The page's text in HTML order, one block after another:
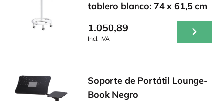
tablero blanco: 74 x 61,5 cm
1.050,89
Incl. IVA
Soporte de Portátil Lounge-
Book Negro